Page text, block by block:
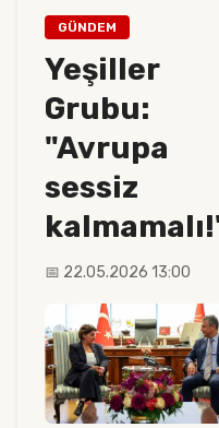
GÜNDEM
Yeşiller
Grubu:
"Avrupa
sessiz
📅 22.05.2026 13:00